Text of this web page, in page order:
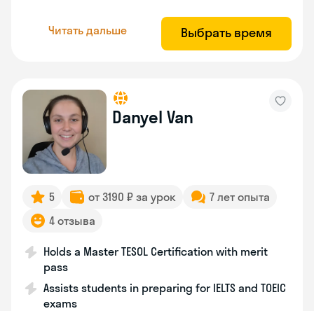
Читать дальше Выбрать время
Danyel Van
5 от 3190 ₽ за урок
7 лет опыта
4 отзыва
Holds a Master TESOL Certification with merit
pass
Assists students in preparing for IELTS and TOEIC
exams